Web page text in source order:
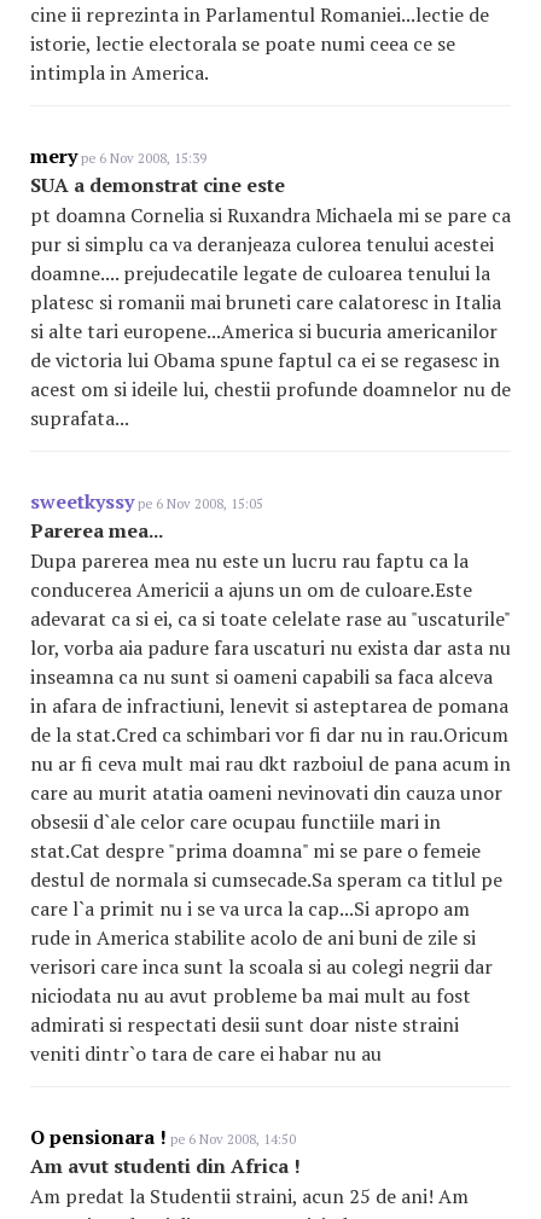
cine ii reprezinta in Parlamentul Romaniei...lectie de
istorie, lectie electorala se poate numi ceea ce se
intimpla in America.
merype 6 Nov 2008, 15:39
SUA a demonstrat cine este
pt doamna Cornelia si Ruxandra Michaela mi se pare ca
pur si simplu ca va deranjeaza culorea tenului acestei
doamne.... prejudecatile legate de culoarea tenului la
platesc si romanii mai bruneti care calatoresc in Italia
si alte tari europene...America si bucuria americanilor
de victoria lui Obama spune faptul ca ei se regasesc in
acest om si ideile lui, chestii profunde doamnelor nu de
suprafata...
sweetkyssype 6 Nov 2008, 15:05
Parerea mea...
Dupa parerea mea nu este un lucru rau faptu ca la
conducerea Americii a ajuns un om de culoare.Este
adevarat ca si ei, ca si toate celelate rase au "uscaturile"
lor, vorba aia padure fara uscaturi nu exista dar asta nu
inseamna ca nu sunt si oameni capabili sa faca alceva
in afara de infractiuni, lenevit si asteptarea de pomana
de la stat.Cred ca schimbari vor fi dar nu in rau.Oricum
nu ar fi ceva mult mai rau dkt razboiul de pana acum in
care au murit atatia oameni nevinovati din cauza unor
obsesii d`ale celor care ocupau functiile mari in
stat.Cat despre "prima doamna" mi se pare o femeie
destul de normala si cumsecade.Sa speram ca titlul pe
care l`a primit nu i se va urca la cap...Si apropo am
rude in America stabilite acolo de ani buni de zile si
verisori care inca sunt la scoala si au colegi negrii dar
niciodata nu au avut probleme ba mai mult au fost
admirati si respectati desii sunt doar niste straini
veniti dintr`o tara de care ei habar nu au
O pensionara ! pe 6 Nov 2008, 14:50
Am avut studenti din Africa !
Am predat la Studentii straini, acun 25 de ani! Am